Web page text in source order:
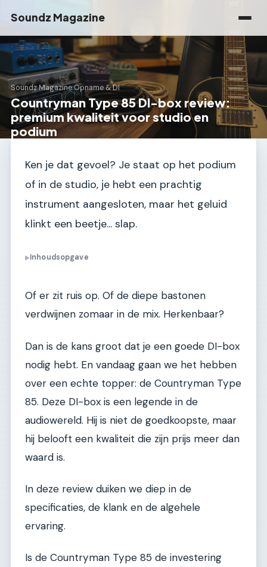
Soundz Magazine
Soundz Magazine›Opname & DI
Countryman Type 85 DI-box review:
premium kwaliteit voor studio en
podium
Ken je dat gevoel? Je staat op het podium
of in de studio, je hebt een prachtig
instrument aangesloten, maar het geluid
klinkt een beetje... slap.
▶Inhoudsopgave
Of er zit ruis op. Of de diepe bastonen
verdwijnen zomaar in de mix. Herkenbaar?
Dan is de kans groot dat je een goede DI-box
nodig hebt. En vandaag gaan we het hebben
over een echte topper: de Countryman Type
85. Deze DI-box is een legende in de
audiowereld. Hij is niet de goedkoopste, maar
hij belooft een kwaliteit die zijn prijs meer dan
waard is.
In deze review duiken we diep in de
specificaties, de klank en de algehele
ervaring.
Is de Countryman Type 85 de investering